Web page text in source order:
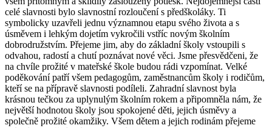
celé slavnosti bylo slavnostní rozloučení s předškoláky. Ti
symbolicky uzavřeli jednu významnou etapu svého života a s
úsměvem i lehkým dojetím vykročili vstříc novým školním
dobrodružstvím. Přejeme jim, aby do základní školy vstoupili s
odvahou, radostí a chutí poznávat nové věci. Jsme přesvědčeni, že
na chvíle prožité v mateřské škole budou rádi vzpomínat. Velké
poděkování patří všem pedagogům, zaměstnancům školy i rodičům,
kteří se na přípravě slavnosti podíleli. Zahradní slavnost byla
krásnou tečkou za uplynulým školním rokem a připomněla nám, že
největší hodnotou školy jsou spokojené děti, jejich úsměvy a
společně prožité okamžiky. Všem dětem a jejich rodinám přejeme